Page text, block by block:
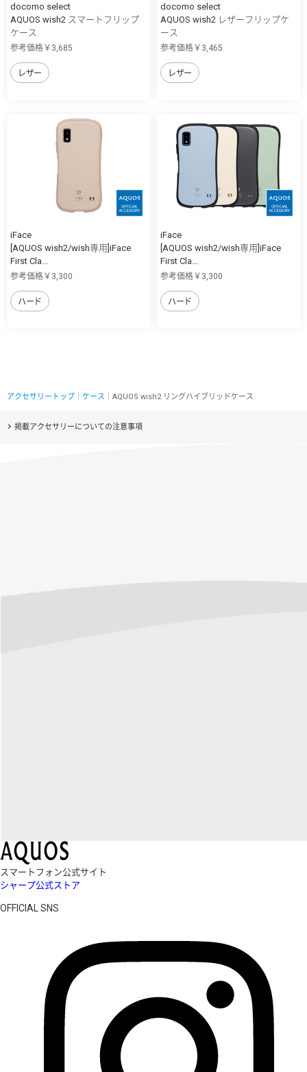
docomo select
AQUOS wish2 スマートフリップ
ケース
参考価格￥3,685
レザー
docomo select
AQUOS wish2 レザーフリップケ
ース
参考価格￥3,465
レザー
iFace
[AQUOS wish2/wish専用]iFace
First Cla...
参考価格￥3,300
ハード
iFace
[AQUOS wish2/wish専用]iFace
First Cla...
参考価格￥3,300
ハード
アクセサリートップ ケース ｜AQUOS wish2 リングハイブリッドケース
掲載アクセサリーについての注意事項
スマートフォン公式サイト
シャープ公式ストア
OFFICIAL SNS